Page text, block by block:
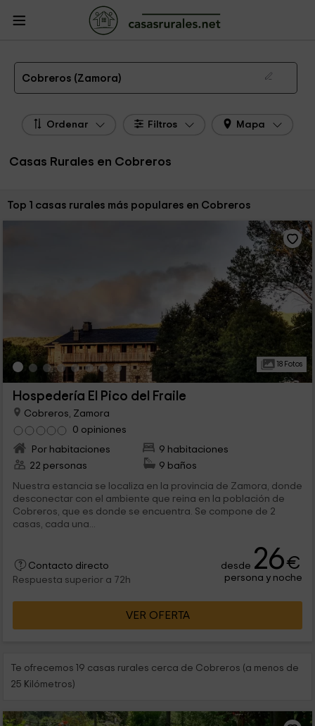
Casas Rurales
Rurales Zamora
Casas Rurales Cobreros
Las 1 mejores casas rurales en Cobreros de 2026
Cobreros (Zamora)
Ordenar Filtros Mapa
Casas Rurales en Cobreros
Ordenar por:
Top 1 casas rurales más populares en Cobreros
18 Fotos
Hospedería El Pico del Fraile
Cobreros, Zamora
0 opiniones
Por habitaciones
9 habitaciones
22 personas
9 baños
Nuestra estancia se localiza en la provincia de Zamora, donde
desconectar con el ambiente que reina en la población de
Cobreros, que es donde se encuentra. Se compone de 2
casas, cada una...
Contacto directo
Respuesta superior a 72h
desde 26€
persona y noche
VER OFERTA
Te ofrecemos 19 casas rurales cerca de Cobreros (a menos de
25 Kilómetros)